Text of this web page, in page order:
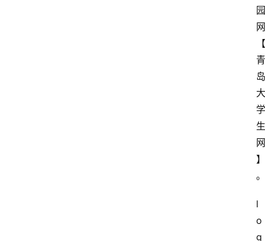
园
网
【
青
岛
大
学
生
网
】
。
l
o
g